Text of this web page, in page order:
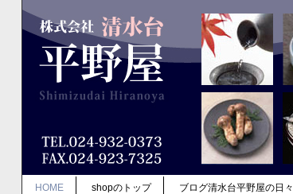
HOME shopのトップ ブログ清水台平野屋の日々